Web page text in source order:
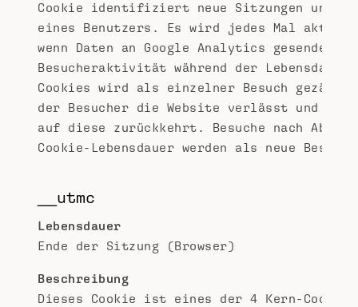
Cookie identifiziert neue Sitzungen und
eines Benutzers. Es wird jedes Mal
wenn Daten an Google Analytics gesendet
Besucheraktivität während der Lebensdauer
Cookies wird als einzelner Besuch gezählt,
der Besucher die Website verlässt und
auf diese zurückkehrt. Besuche nach
Cookie-Lebensdauer werden als neue
__utmc
Lebensdauer
Ende der Sitzung (Browser)
Beschreibung
Dieses Cookie ist eines der 4 Kern-